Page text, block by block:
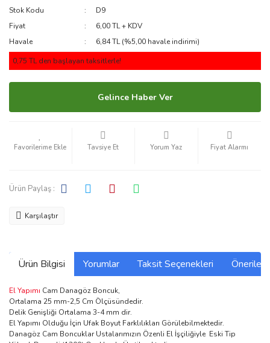
Stok Kodu
D9
Fiyat
6,00 TL + KDV
Havale
6,84 TL (%5,00 havale indirimi)
0,75 TL den başlayan taksitlerle!
Gelince Haber Ver
Tavsiye Et Yorum Yaz Fiyat Alarmı
Ürün Paylaş :
Karşılaştır
Ürün Bilgisi Yorumlar Taksit Seçenekleri
El Yapımı Cam Danagöz Boncuk,
Ortalama 25 mm-2,5 Cm Ölçüsündedir.
Delik Genişliği Ortalama 3-4 mm dir.
El Yapımı Olduğu İçin Ufak Boyut Farklılıkları Görülebilmektedir.
Danagöz Cam Boncuklar Ustalarımızın Özenli El İşçiliğiyle Eski Tip